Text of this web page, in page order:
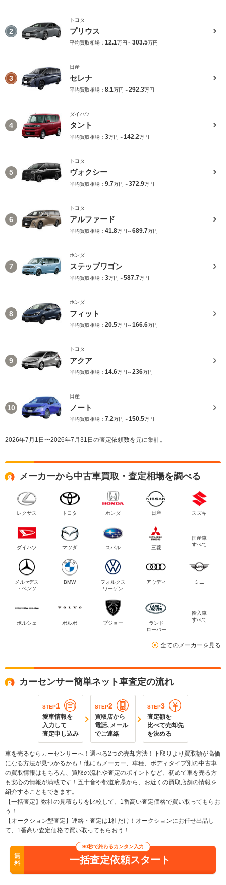
2
トヨタ
プリウス
平均買取相場： 12.1万円～303.5万円
3
日産
セレナ
平均買取相場： 8.1万円～292.3万円
4
ダイハツ
タント
平均買取相場： 3万円～142.2万円
5
トヨタ
ヴォクシー
平均買取相場： 9.7万円～372.9万円
6
トヨタ
アルファード
平均買取相場： 41.8万円～689.7万円
7
ホンダ
ステップワゴン
平均買取相場： 3万円～587.7万円
8
ホンダ
フィット
平均買取相場： 20.5万円～166.6万円
9
トヨタ
アクア
平均買取相場： 14.6万円～236万円
10
日産
ノート
平均買取相場： 7.2万円～150.5万円
2026年7月1日〜2026年7月31日の査定依頼数を元に集計。
メーカーから中古車買取・査定相場を調べる
レクサス トヨタ ホンダ 日産 スズキ
ダイハツ マツダ スバル 三菱
国産車
すべて
メルセデス
・ベンツ
BMW
フォルクス
ワーゲン
アウディ ミニ
ポルシェ ボルボ プジョー
ランド
ローバー
輸入車
すべて
全てのメーカーを見る
カーセンサー簡単ネット車査定の流れ
STEP1
愛車情報を
入力して
査定申し込み
STEP2
買取店から
電話､メール
でご連絡
STEP3
査定額を
比べて売却先
を決める
車を売るならカーセンサーへ！選べる2つの売却方法！下取りより買取額が高価
になる方法が見つかるかも！他にもメーカー、車種、ボディタイプ別の中古車
の買取情報はもちろん、買取の流れや査定のポイントなど、初めて車を売る方
も安心の情報が満載です！五十音や都道府県から、お近くの買取店舗の情報を
紹介することもできます。
【一括査定】数社の見積もりを比較して、1番高い査定価格で買い取ってもらお
う！
【オークション型査定】連絡・査定は1社だけ！オークションにお任せ出品し
て、1番高い査定価格で買い取ってもらおう！
無
料
90秒で終わるカンタン入力
一括査定依頼スタート